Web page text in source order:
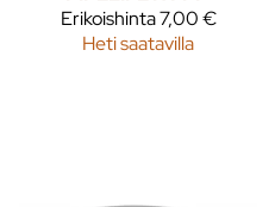
Erikoishinta7,00 €
Heti saatavilla